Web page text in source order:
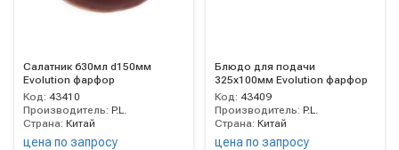
Салатник 630мл d150мм
Evolution фарфор
Код: 43410
Производитель: P.L.
Страна: Китай
цена по запросу
Блюдо для подачи
325х100мм Evolution фарфор
Код: 43409
Производитель: P.L.
Страна: Китай
цена по запросу